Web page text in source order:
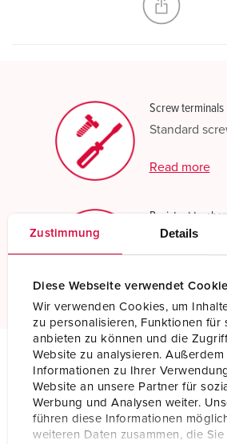
Zustimmung Details
Diese Webseite verwendet
Wir verwenden Cookies, um
zu personalisieren, Funktionen für
anbieten zu können und die
Website zu analysieren.
Informationen zu Ihrer
Website an unsere Partner für
Werbung und Analysen weiter.
führen diese Informationen
weiteren Daten zusammen, die Sie
Screw terminals
Standard
Read more
Resistant to
Increased
Technical specifications
Wall mounted receptacle 9591
Ampere 32 A